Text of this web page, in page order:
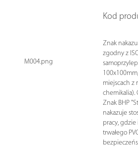
M004.png
Kod
Znak
zgodny z
miejscach z
chemikalia).
Znak BHP
nakazuje
pracy, gdzie
trwałego